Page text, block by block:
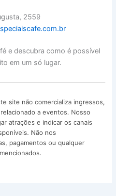
2559
e descubra como é possível
em um só lugar.
site não comercializa ingressos,
a eventos. Nosso
atrações e indicar os canais
Não nos
pagamentos ou qualquer